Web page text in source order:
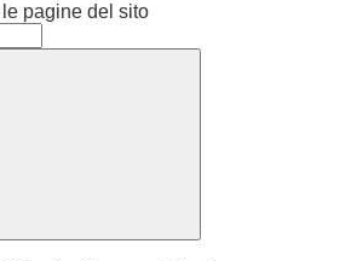
pagine del sito